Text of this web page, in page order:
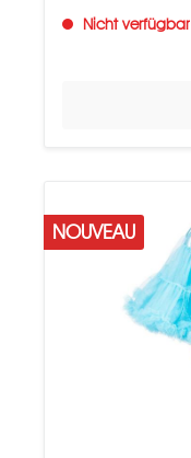
Nicht verfügbar
NOUVEAU